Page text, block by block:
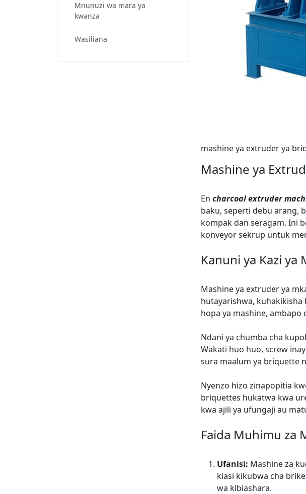
Mnunuzi wa mara ya
kwanza
Wasiliana
mashine ya extruder ya
Mashine ya
En charcoal extruder
baku, seperti debu arang,
kompak dan seragam. Ini
konveyor sekrup untuk
Kanuni ya Kazi
Mashine ya extruder ya
hutayarishwa,
hopa ya mashine,
Ndani ya chumba cha
Wakati huo huo, screw
sura maalum ya briquette
Nyenzo hizo zinapopitia
briquettes hukatwa kwa
kwa ajili ya ufungaji au
Faida Muhimu za
Ufanisi: Mashine za
kiasi kikubwa cha
wa kibiashara.